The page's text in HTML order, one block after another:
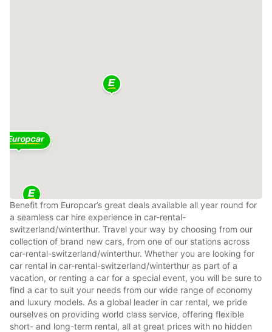
Benefit from Europcar’s great deals available all year round for
a seamless car hire experience in car-rental-
switzerland/winterthur. Travel your way by choosing from our
collection of brand new cars, from one of our stations across
car-rental-switzerland/winterthur. Whether you are looking for
car rental in car-rental-switzerland/winterthur as part of a
vacation, or renting a car for a special event, you will be sure to
find a car to suit your needs from our wide range of economy
and luxury models. As a global leader in car rental, we pride
ourselves on providing world class service, offering flexible
short- and long-term rental, all at great prices with no hidden